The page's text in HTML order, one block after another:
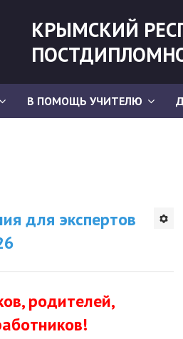
КРЫМСКИЙ
В ПОМОЩЬ УЧИТЕЛЮ
для экспертов
родителей,